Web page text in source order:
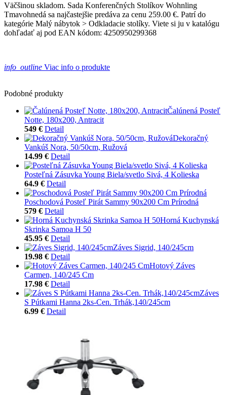
Väčšinou skladom. Sada Konferenčných Stolíkov Wohnling
Tmavohnedá sa najčastejšie predáva za cenu 259.00 €. Patrí do
kategórie Malý nábytok > Odkladacie stolíky. Viete si ju v katalógu
dohľadať aj pod EAN kódom: 4250950299368
info_outline Viac info o produkte
Podobné produkty
Čalúnená Posteľ
Notte, 180x200, Antracit
549 € Detail
Dekoračný
Vankúš Nora, 50/50cm, Ružová
14.99 € Detail
Posteľná Zásuvka Young Biela/svetlo Sivá, 4 Kolieska
64.9 € Detail
Poschodová Posteľ Pirát Sammy 90x200 Cm Prírodná
579 € Detail
Horná Kuchynská
Skrinka Samoa H 50
45.95 € Detail
Záves Sigrid, 140/245cm
19.98 € Detail
Hotový Záves
Carmen, 140/245 Cm
17.98 € Detail
Záves
S Pútkami Hanna 2ks-Cen. Trhák,140/245cm
6.99 € Detail